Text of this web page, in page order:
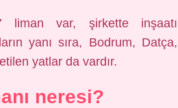
liman var, şirkette inşaatı
yanı sıra, Bodrum, Datça,
yatlar da vardır.
neresi?